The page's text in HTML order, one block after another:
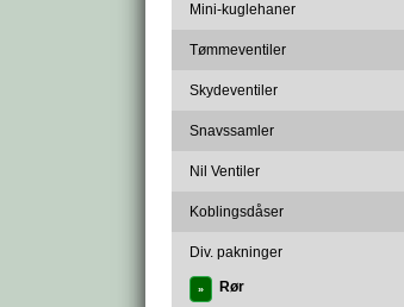
Mini-kuglehaner
Tømmeventiler
Skydeventiler
Snavssamler
Nil Ventiler
Koblingsdåser
Div. pakninger
» Rør